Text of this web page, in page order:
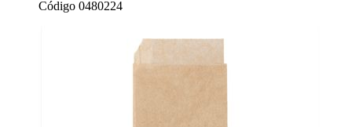
Código 0480224